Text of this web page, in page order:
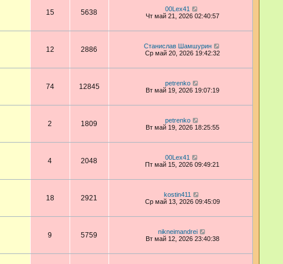
15 5638
00Lex41
Чт май 21, 2026 02:40:57
12 2886
Станислав Шамшурин
Ср май 20, 2026 19:42:32
74 12845
petrenko
Вт май 19, 2026 19:07:19
2 1809
petrenko
Вт май 19, 2026 18:25:55
4 2048
00Lex41
Пт май 15, 2026 09:49:21
18 2921
kostin411
Ср май 13, 2026 09:45:09
9 5759
nikneimandrei
Вт май 12, 2026 23:40:38